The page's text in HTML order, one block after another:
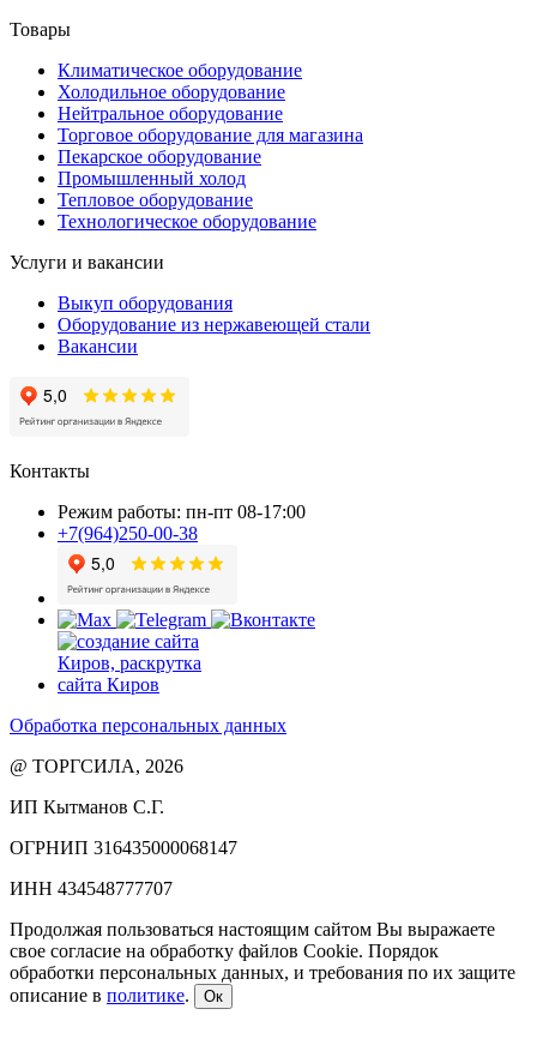
Товары
Климатическое оборудование
Холодильное оборудование
Нейтральное оборудование
Торговое оборудование для магазина
Пекарское оборудование
Промышленный холод
Тепловое оборудование
Технологическое оборудование
Услуги и вакансии
Выкуп оборудования
Оборудование из нержавеющей стали
Вакансии
Контакты
Режим работы: пн-пт 08-17:00
+7(964)250-00-38
Обработка персональных данных
@ ТОРГСИЛА, 2026
ИП Кытманов С.Г.
ОГРНИП 316435000068147
ИНН 434548777707
Продолжая пользоваться настоящим сайтом Вы выражаете
свое согласие на обработку файлов Cookie. Порядок
обработки персональных данных, и требования по их защите
описание в политике. Ок